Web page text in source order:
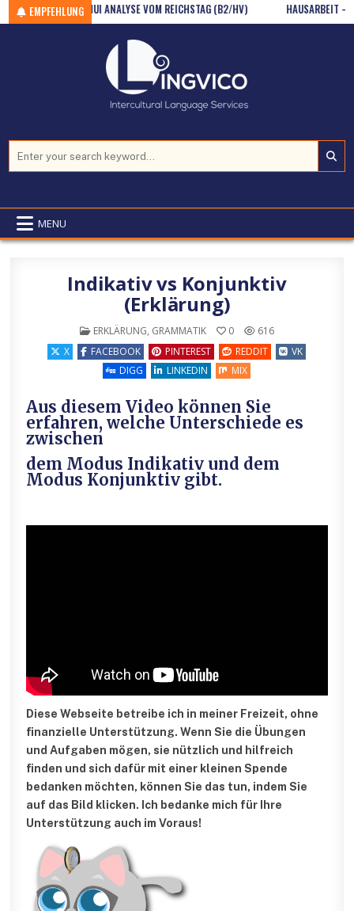
Skip to content
EMPFEHLUNG
EINE FENG SHUI ANALYSE VOM REICHSTAG (B2/HV) HAUSARBEIT –
MENU
Indikativ vs Konjunktiv
(Erklärung)
POSTED IN
ERKLÄRUNG, GRAMMATIK 0
616
X
FACEBOOK PINTEREST REDDIT
VK
DIGG
LINKEDIN MIX
Aus diesem Video können Sie
erfahren, welche Unterschiede es
zwischen
dem Modus Indikativ und dem
Modus Konjunktiv gibt.
Diese Webseite betreibe ich in meiner Freizeit, ohne
finanzielle Unterstützung.Wenn Sie die Übungen
und Aufgaben mögen, sie nützlich und hilfreich
finden und sich dafür mit einer kleinen Spende
bedanken möchten, können Sie das tun, indem Sie
auf das Bild klicken. Ich bedanke mich für Ihre
Unterstützung auch im Voraus!